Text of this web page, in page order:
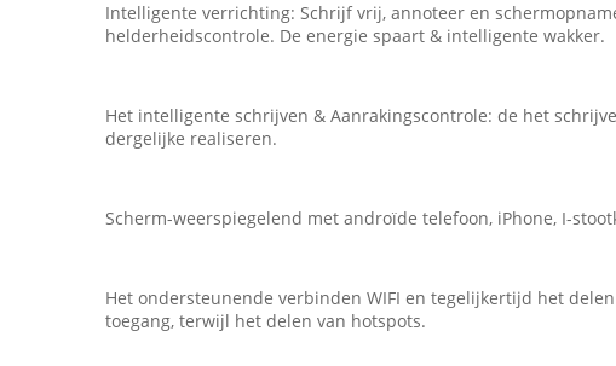
Intelligente verrichting: Schrijf vrij, annoteer en
helderheidscontrole. De energie spaart & intelligente wakker.
Het intelligente schrijven & Aanrakingscontrole: de het
dergelijke realiseren.
Scherm-weerspiegelend met androïde telefoon, iPhone, I-
Het ondersteunende verbinden WIFI en tegelijkertijd het
toegang, terwijl het delen van hotspots.